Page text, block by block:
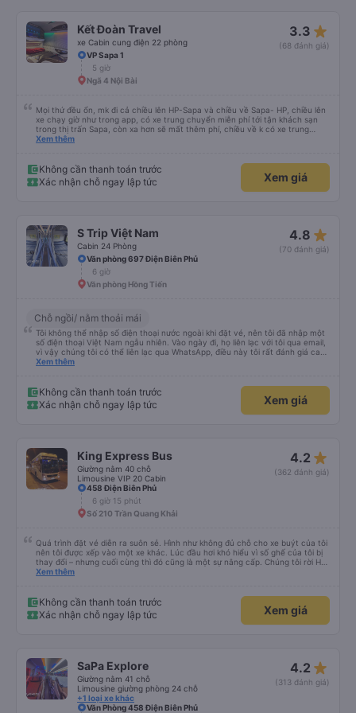
có thể sử dụng chúng vì chúng trống. Nhìn chung là một hành trình rất tốt :)
Kết Đoàn Travel
xe Cabin cung điện 22 phòng
3.3 star_rate
(68 đánh giá)
VP Sapa 1
5 giờ
Ngã 4 Nội Bài
Mọi thứ đều ổn, mk đi cả chiều lên HP-Sapa và chiều về Sapa- HP, chiều lên
xe chạy giờ như trong app, có xe trung chuyển miễn phí tới tận khách sạn
trong thị trấn Sapa, còn xa hơn sẽ mất thêm phí, chiều về k có xe trung
chuyển đón, phải tự ra điểm đón tại 599 Điện Biên Phủ, chiều về xe đi nhah
Xem thêm
Không cần thanh toán trước
Xác nhận chỗ ngay lập tức
Xem giá
S Trip Việt Nam
Cabin 24 Phòng
4.8 star_rate
(70 đánh giá)
Văn phòng 697 Điện Biên Phủ
6 giờ
Văn phòng Hồng Tiến
Chỗ ngồi/ nằm thoải mái
Tôi không thể nhập số điện thoại nước ngoài khi đặt vé, nên tôi đã nhập một
số điện thoại Việt Nam ngẫu nhiên. Vào ngày đi, họ liên lạc với tôi qua email,
vì vậy chúng tôi có thể liên lạc qua WhatsApp, điều này tôi rất đánh giá cao.
Hướng dẫn chờ tài xế cũng rất tốt. Xe buýt sạch sẽ, tôi được phát một chai
dừng giữa sân bay và Lào Cai). Tôi không tìm thấy nhà vệ sinh trên xe, nên
hơi hoảng một chút, nhưng tôi đánh giá cao việc xe dừng nghỉ thường xuyên
ở cuối hành trình. Tôi sẽ đánh giá cao hơn nếu điều này được thông báo
Xem thêm
Không cần thanh toán trước
Xác nhận chỗ ngay lập tức
Xem giá
King Express Bus
Giường nằm 40 chỗ
Limousine VIP 20 Cabin
4.2 star_rate
(362 đánh giá)
458 Điện Biên Phủ
6 giờ 15 phút
Số 210 Trần Quang Khải
Quá trình đặt vé diễn ra suôn sẻ. Hình như không đủ chỗ cho xe buýt của tôi
nên tôi được xếp vào một xe khác. Lúc đầu hơi khó hiểu vì số ghế của tôi bị
thay đổi – nhưng cuối cùng thì đó cũng là một sự nâng cấp. Chúng tôi rời Hà
Nội lúc 10 giờ tối, dừng hai lần và đến Saa lúc 5 giờ sáng. Tài xế hơi thô lỗ
Xem thêm
Không cần thanh toán trước
Xác nhận chỗ ngay lập tức
Xem giá
SaPa Explore
Giường nằm 41 chỗ
Limousine giường phòng 24 chỗ
+1 loại xe khác
4.2 star_rate
(313 đánh giá)
Văn Phòng 458 Điện Biên Phủ